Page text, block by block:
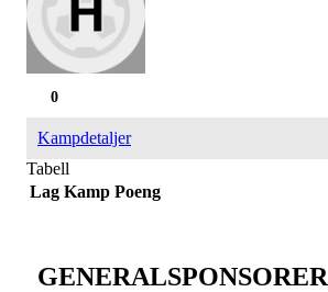
0
Kampdetaljer
Tabell
Lag Kamp Poeng
GENERALSPONSORER